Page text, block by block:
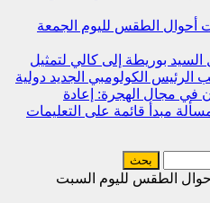
أحوال الطقس لليوم الجمعة
بوريطة إلى كالي لتمثيل
الرئيس الكولومبي الجديد دولية
في مجال الهجرة: إعادة
مبدأ قائمة على التعليمات
الطقس لليوم السبت